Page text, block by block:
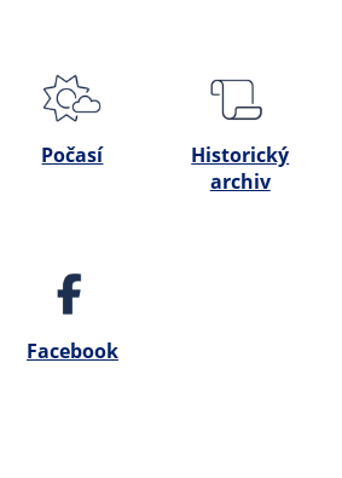
Počasí
Historický
archiv
Facebook